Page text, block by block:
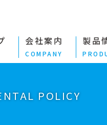
会社案内
COMPANY
製品
POLICY